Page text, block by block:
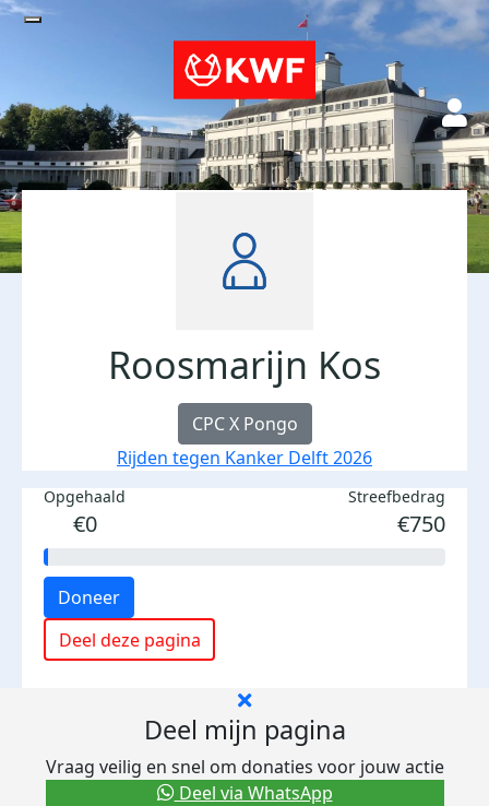
Roosmarijn Kos
CPC X Pongo
Rijden tegen Kanker Delft 2026
Opgehaald
€0
Streefbedrag
€750
Doneer
Deel deze pagina
Deel mijn pagina
Vraag veilig en snel om donaties voor jouw actie
Deel via WhatsApp